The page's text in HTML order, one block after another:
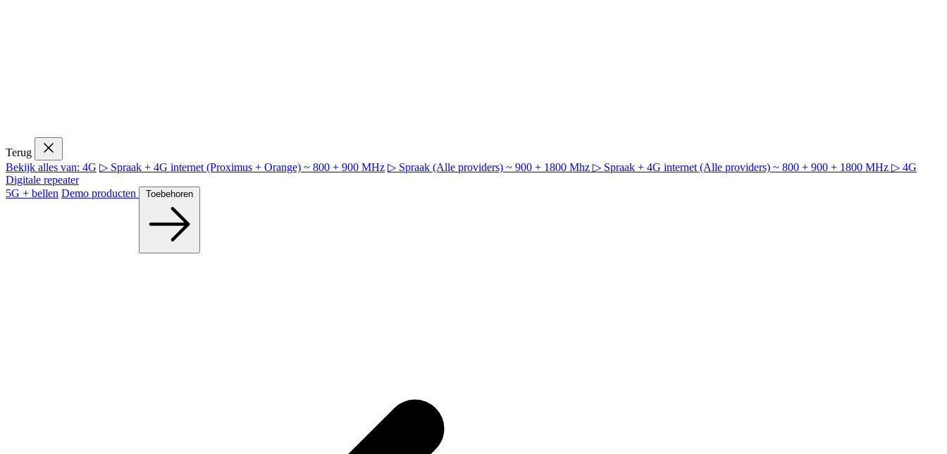
Terug
Bekijk alles van: 4G ▷ Spraak + 4G internet (Proximus + Orange) ~ 800 + 900 MHz ▷ Spraak (Alle providers) ~ 900 + 1800 Mhz ▷ Spraak + 4G internet (Alle providers) ~ 800 + 900 + 1800 MHz ▷ 4G
Digitale repeater
5G + bellen Demo producten Toebehoren